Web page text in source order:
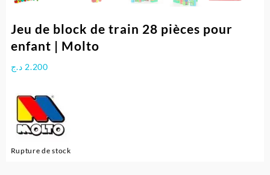
Jeu de block de train 28 pièces pour
enfant | Molto
2.200 د.ج
Rupture de stock